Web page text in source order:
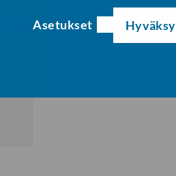
Asetukset
Tervetuloa!